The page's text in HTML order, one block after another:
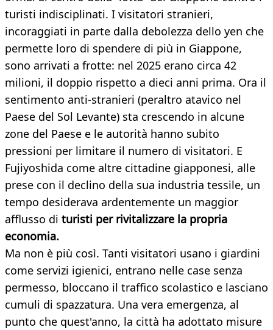
turisti indisciplinati. I visitatori stranieri,
incoraggiati in parte dalla debolezza dello yen che
permette loro di spendere di più in Giappone,
sono arrivati a frotte: nel 2025 erano circa 42
milioni, il doppio rispetto a dieci anni prima. Ora il
sentimento anti-stranieri (peraltro atavico nel
Paese del Sol Levante) sta crescendo in alcune
zone del Paese e le autorità hanno subito
pressioni per limitare il numero di visitatori. E
Fujiyoshida come altre cittadine giapponesi, alle
prese con il declino della sua industria tessile, un
tempo desiderava ardentemente un maggior
afflusso di turisti per rivitalizzare la propria
economia.
Ma non è più così. Tanti visitatori usano i giardini
come servizi igienici, entrano nelle case senza
permesso, bloccano il traffico scolastico e lasciano
cumuli di spazzatura. Una vera emergenza, al
punto che quest'anno, la città ha adottato misure